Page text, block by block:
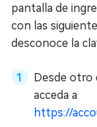
pantalla de
con las
desconoce la
Desde otro
acceda a
https://